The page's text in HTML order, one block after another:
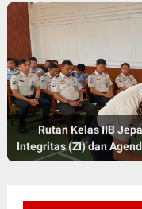
Rutan Kelas IIB
Integritas (ZI) dan
Menuju Semarak HUT
Jepara Ikuti